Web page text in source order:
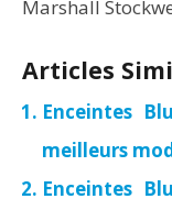
Marshall
Articles
Enceintes
meilleurs
Enceintes